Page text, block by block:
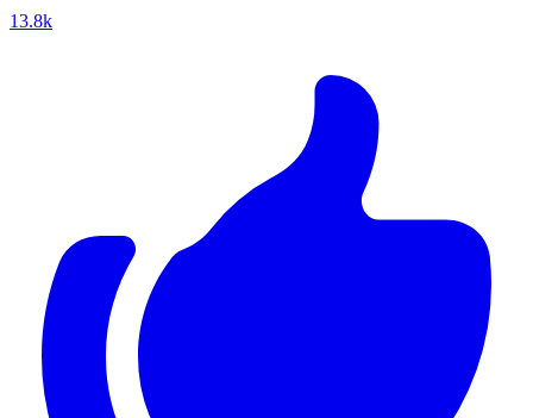
13.8k